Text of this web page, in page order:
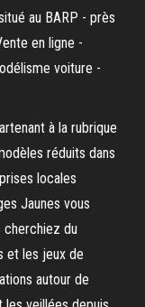
au BARP - près
en ligne -
voiture -
à la rubrique
réduits dans
locales
Jaunes vous
du
et les jeux de
autour de